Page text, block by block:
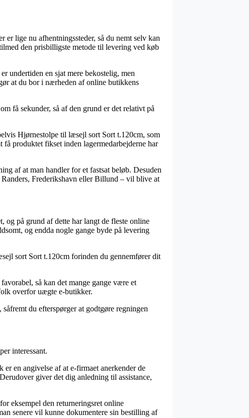
lige nu afhentningssteder, så du nemt selv kan
den prisbilligste metode til levering ved køb
undertiden en sjat mere bekostelig, men
at du bor i nærheden af online butikkens
få sekunder, så af den grund er det relativt på
Hjørnestolpe til læsejl sort Sort t.120cm, som
få produktet fikset inden lagermedarbejderne har
af at man handler for et fastsat beløb. Desuden
Frederikshavn eller Billund – vil blive at
og på grund af dette har langt de fleste online
og endda nogle gange byde på levering
sort Sort t.120cm forinden du gennemfører dit
så kan det mange gange være et
overfor uægte e-butikker.
du efterspørger at godtgøre regningen
interessant.
en angivelse af at e-firmaet anerkender de
giver det dig anledning til assistance,
eksempel den returneringsret online
senere vil kunne dokumentere sin bestilling af